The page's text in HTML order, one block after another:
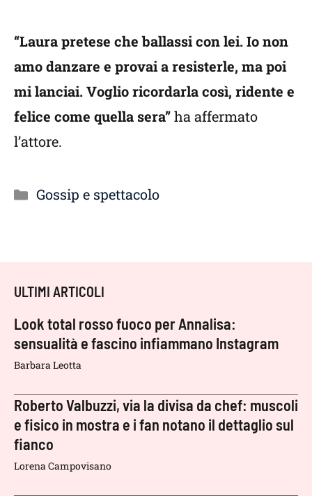
“Laura pretese che ballassi con lei. Io non
amo danzare e provai a resisterle, ma poi
mi lanciai. Voglio ricordarla così, ridente e
felice come quella sera”ha affermato
l’attore.
Categorie
Gossip e spettacolo
ULTIMI ARTICOLI
Look total rosso fuoco per Annalisa:
sensualità e fascino infiammano Instagram
Barbara Leotta
Roberto Valbuzzi, via la divisa da chef: muscoli
e fisico in mostra e i fan notano il dettaglio sul
fianco
Lorena Campovisano